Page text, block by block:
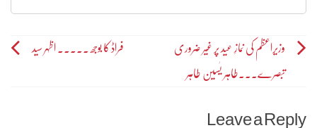
Post
navigation
وزیراعظم کی نمازِ عید پر غیر ضروری
تبصرے۔۔۔طاہر یٰسین طاہر
فراڈ کا بوجھ ۔۔۔۔۔ اظہر سید
Leave a Reply